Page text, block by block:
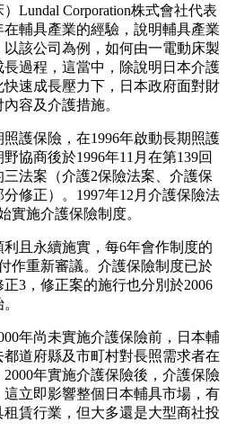
Lundal Corporation株式會社代表
輔具產業的經驗，說明輔具產業
該公司為例，如何由一電動床製
過程，這當中，除說明日本介護
速成長壓力下，日本政府面對財
容及介護措施。
護保險，在1996年啟動長期照護
協商後於1996年11月在第139回
法案（介護2保險法案、介護保
修正）。1997年12月介護保險法
實施介護保險制度。
且永續施實，每6年會作制度的
作重新審議。介護保險制度已於
正3，修正案的施行也分別於2006
年尚未實施介護保險前，日本輔
道府縣及市町村對長照需求者在
年實施介護保險後，介護保險
立即影響整個日本輔具市場，有
賃行業，但大多還是大型商社投